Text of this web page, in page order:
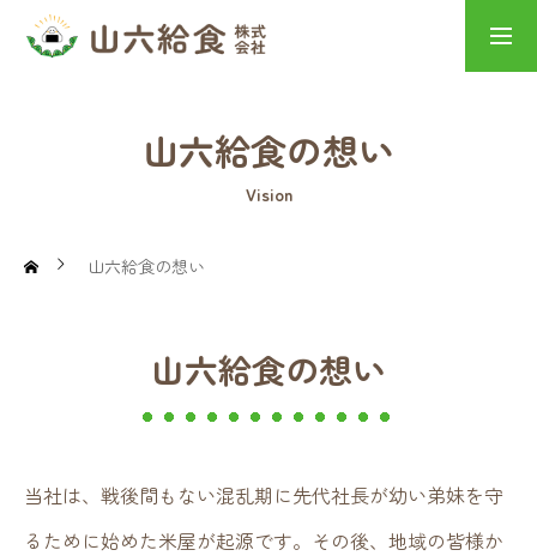
山六給食の想い
学校給食
山六給食の想い
Vision
山六給食の想い
山六給食の想い
当社は、戦後間もない混乱期に先代社長が幼い弟妹を守
るために始めた米屋が起源です。その後、地域の皆様か